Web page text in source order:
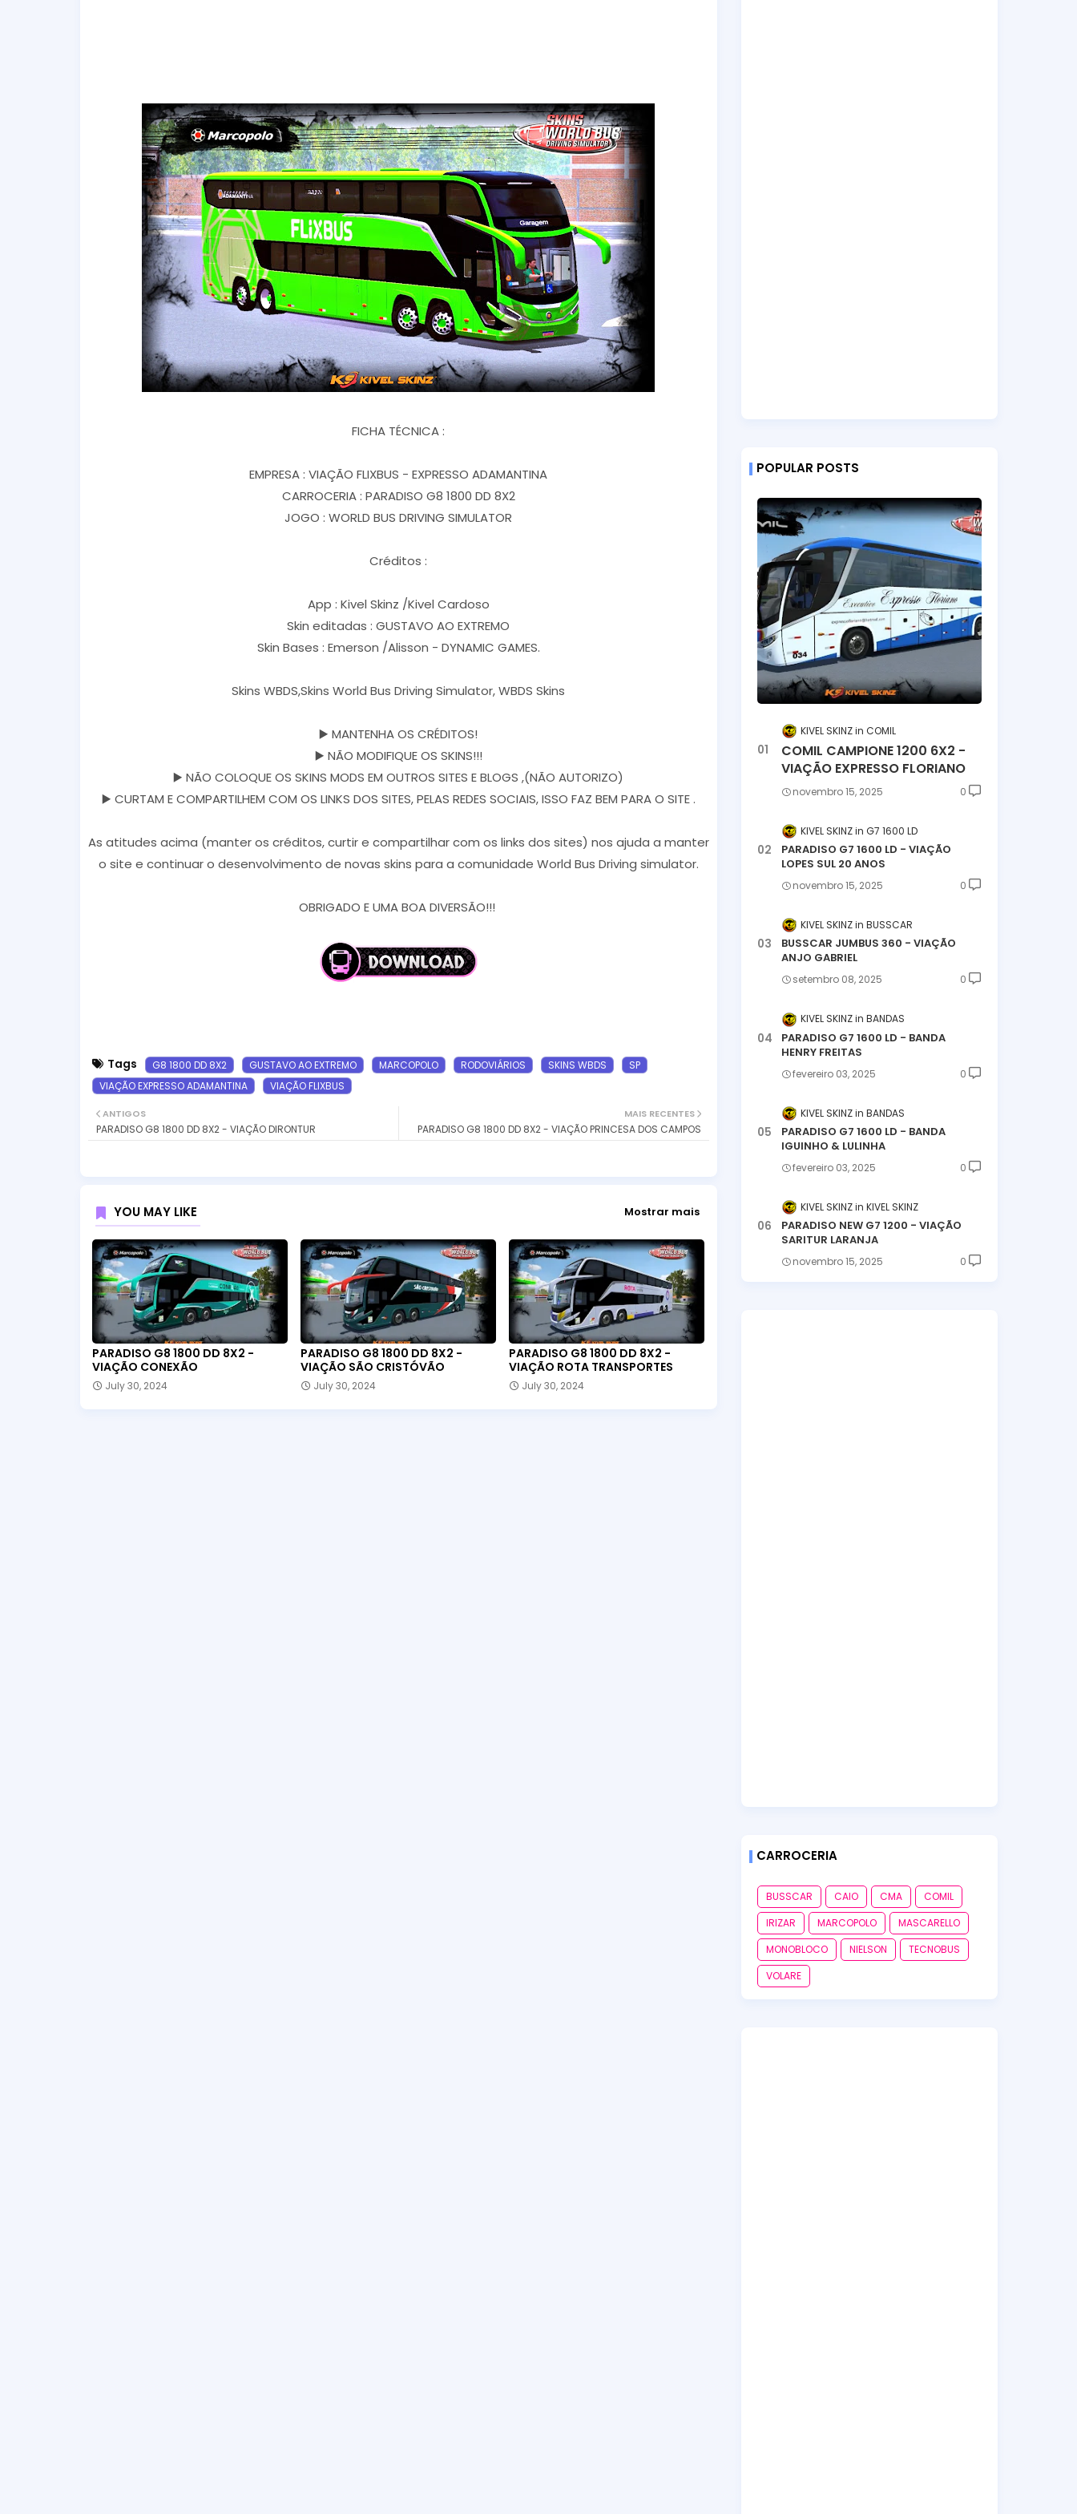
FICHA TÉCNICA :
EMPRESA : VIAÇÃO FLIXBUS - EXPRESSO ADAMANTINA
CARROCERIA : PARADISO G8 1800 DD 8X2
JOGO : WORLD BUS DRIVING SIMULATOR
Créditos :
App : Kivel Skinz /Kivel Cardoso
Skin editadas : GUSTAVO AO EXTREMO
Skin Bases : Emerson /Alisson - DYNAMIC GAMES.
Skins WBDS,Skins World Bus Driving Simulator, WBDS Skins
▶️ MANTENHA OS CRÉDITOS!
▶️ NÃO MODIFIQUE OS SKINS!!!
▶️ NÃO COLOQUE OS SKINS MODS EM OUTROS SITES E BLOGS ,(NÃO AUTORIZO)
▶️ CURTAM E COMPARTILHEM COM OS LINKS DOS SITES, PELAS REDES SOCIAIS, ISSO FAZ BEM PARA O SITE .
As atitudes acima (manter os créditos, curtir e compartilhar com os links dos sites) nos ajuda a manter
o site e continuar o desenvolvimento de novas skins para a comunidade World Bus Driving simulator.
OBRIGADO E UMA BOA DIVERSÃO!!!
Tags G8 1800 DD 8X2 GUSTAVO AO EXTREMO MARCOPOLO RODOVIÁRIOS SKINS WBDS
SP
VIAÇÃO EXPRESSO ADAMANTINA
VIAÇÃO FLIXBUS
MAIS RECENTES
PARADISO G8 1800 DD 8X2 - VIAÇÃO PRINCESA DOS CAMPOS
ANTIGOS
PARADISO G8 1800 DD 8X2 - VIAÇÃO DIRONTUR
YOU MAY LIKE Mostrar mais
PARADISO G8 1800 DD 8X2 -
VIAÇÃO CONEXÃO
July 30, 2024
PARADISO G8 1800 DD 8X2 -
VIAÇÃO SÃO CRISTÓVÃO
July 30, 2024
PARADISO G8 1800 DD 8X2 -
VIAÇÃO ROTA TRANSPORTES
July 30, 2024
POPULAR POSTS
KIVEL SKINZ COMIL
COMIL CAMPIONE 1200 6X2 -
VIAÇÃO EXPRESSO FLORIANO
novembro 15, 2025 0
KIVEL SKINZ G7 1600 LD
PARADISO G7 1600 LD - VIAÇÃO
LOPES SUL 20 ANOS
novembro 15, 2025 0
KIVEL SKINZ BUSSCAR
BUSSCAR JUMBUS 360 - VIAÇÃO
ANJO GABRIEL
setembro 08, 2025 0
KIVEL SKINZ BANDAS
PARADISO G7 1600 LD - BANDA
HENRY FREITAS
fevereiro 03, 2025 0
KIVEL SKINZ BANDAS
PARADISO G7 1600 LD - BANDA
IGUINHO & LULINHA
fevereiro 03, 2025 0
KIVEL SKINZ KIVEL SKINZ
PARADISO NEW G7 1200 - VIAÇÃO
SARITUR LARANJA
novembro 15, 2025 0
CARROCERIA
BUSSCAR CAIO CMA
COMIL
IRIZAR
MARCOPOLO
MASCARELLO
MONOBLOCO
NIELSON
TECNOBUS
VOLARE